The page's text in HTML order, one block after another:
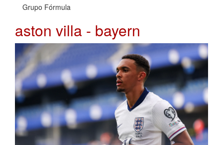
Grupo Fórmula
aston villa - bayern